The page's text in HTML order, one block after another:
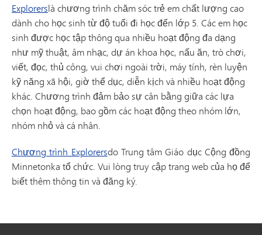
Explorerslà chương trình chăm sóc trẻ em chất lượng cao
dành cho học sinh từ độ tuổi đi học đến lớp 5. Các em học
sinh được học tập thông qua nhiều hoạt động đa dạng
như mỹ thuật, âm nhạc, dự án khoa học, nấu ăn, trò chơi,
viết, đọc, thủ công, vui chơi ngoài trời, máy tính, rèn luyện
kỹ năng xã hội, giờ thể dục, diễn kịch và nhiều hoạt động
khác. Chương trình đảm bảo sự cân bằng giữa các lựa
chọn hoạt động, bao gồm các hoạt động theo nhóm lớn,
nhóm nhỏ và cá nhân.
Chương trình Explorersdo Trung tâm Giáo dục Cộng đồng
Minnetonka tổ chức. Vui lòng truy cập trang web của họ để
biết thêm thông tin và đăng ký.